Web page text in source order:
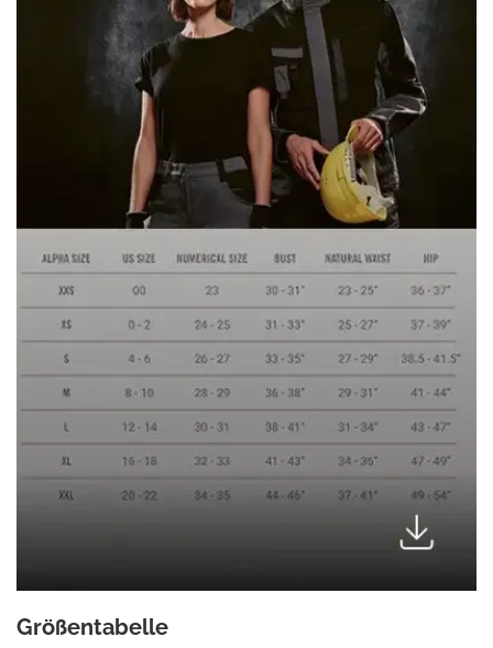
Größentabelle